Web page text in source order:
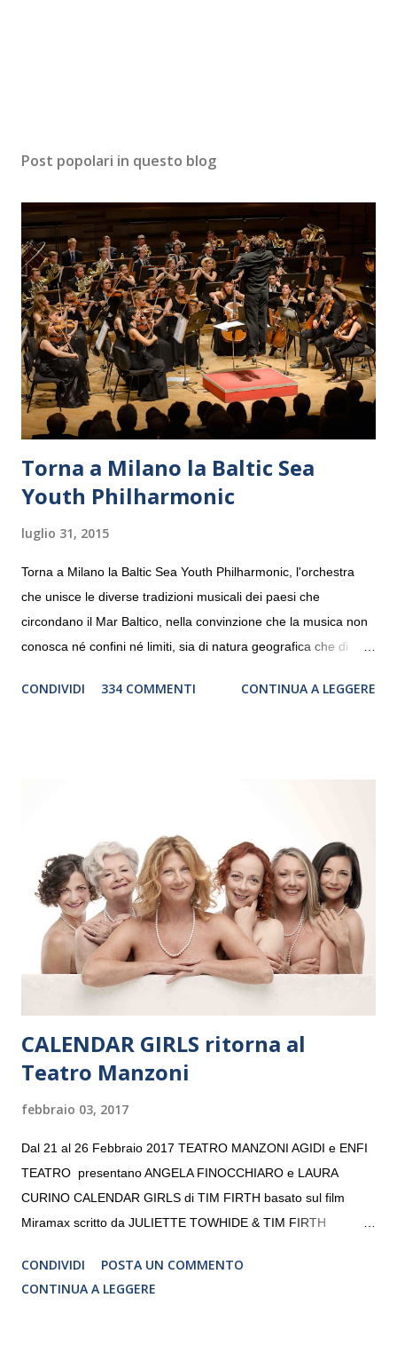
Post popolari in questo blog
Torna a Milano la Baltic Sea
Youth Philharmonic
luglio 31, 2015
Torna a Milano la Baltic Sea Youth Philharmonic, l'orchestra
che unisce le diverse tradizioni musicali dei paesi che
circondano il Mar Baltico, nella convinzione che la musica non
conosca né confini né limiti, sia di natura geografica che di
debutterà il 10 settembre a Heiden, in Germania, e toccherà, in
“Settembre dell’Accademia” dove si esibirà per il secondo anno
consecutivo. Il pubblico milanese avrà il piacere di applaudire i
giovani artisti della Baltic Sea Youth Philharmonic per la quarta
volta. L’orchestra, fondata nel 2008 da Kristjan Järvi (affiancato
da un prestigioso consiglio di consulent...
CONDIVIDI 334 COMMENTI CONTINUA A LEGGERE
CALENDAR GIRLS ritorna al
Teatro Manzoni
febbraio 03, 2017
Dal 21 al 26 Febbraio 2017 TEATRO MANZONI AGIDI e ENFI
TEATRO presentano ANGELA FINOCCHIARO e LAURA
CURINO CALENDAR GIRLS di TIM FIRTH basato sul film
Miramax scritto da JULIETTE TOWHIDE & TIM FIRTH
CRISTINA PEZZOLI
CONDIVIDI
POSTA UN COMMENTO
CONTINUA A LEGGERE